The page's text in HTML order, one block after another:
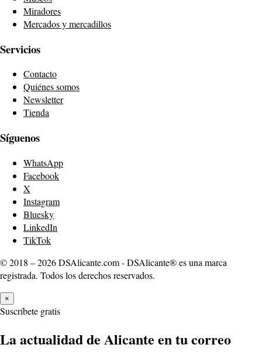
Miradores
Mercados y mercadillos
Servicios
Contacto
Quiénes somos
Newsletter
Tienda
Síguenos
WhatsApp
Facebook
X
Instagram
Bluesky
LinkedIn
TikTok
© 2018 – 2026 DSAlicante.com - DSAlicante® es una marca
registrada. Todos los derechos reservados.
×
Suscríbete gratis
La actualidad de Alicante en tu correo